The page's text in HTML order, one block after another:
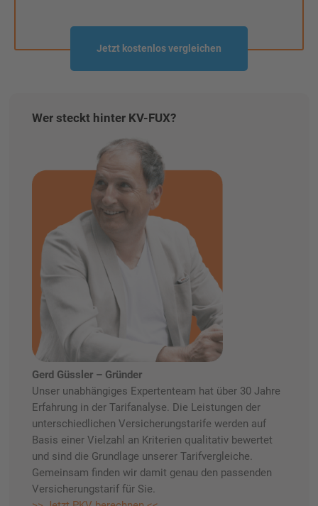
Jetzt kostenlos vergleichen
Wer steckt hinter KV-FUX?
Gerd Güssler – Gründer
Unser unabhängiges Expertenteam hat über 30 Jahre
Erfahrung in der Tarifanalyse. Die Leistungen der
unterschiedlichen Versicherungstarife werden auf
Basis einer Vielzahl an Kriterien qualitativ bewertet
und sind die Grundlage unserer Tarifvergleiche.
Gemeinsam finden wir damit genau den passenden
Versicherungstarif für Sie.